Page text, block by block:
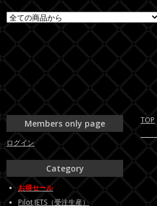
TOP
Members only page
ログイン
Category
お得セール
Pilot JETS（受注生産）